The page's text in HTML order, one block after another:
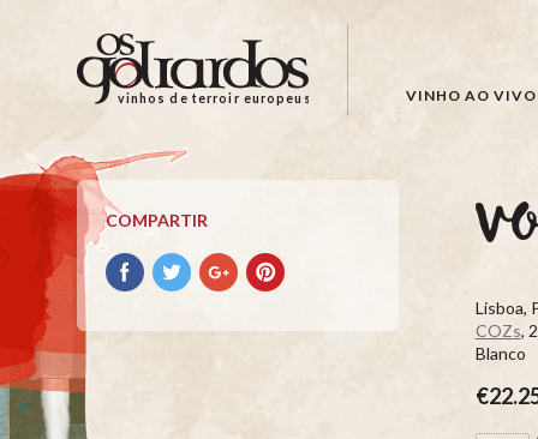
Os
Goliardos
Vinhos
de
Terroir
Europeus
vinhos de terroir europeus VINHO AO
COMPARTIR
Compartir
con
Compartir
con
Compartir
con
Compartir
con
Lisboa,
COZs,
Blanco